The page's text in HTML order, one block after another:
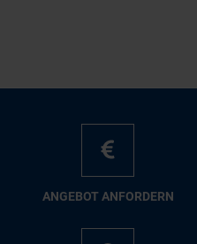
AN­GE­BOT AN­FOR­DERN